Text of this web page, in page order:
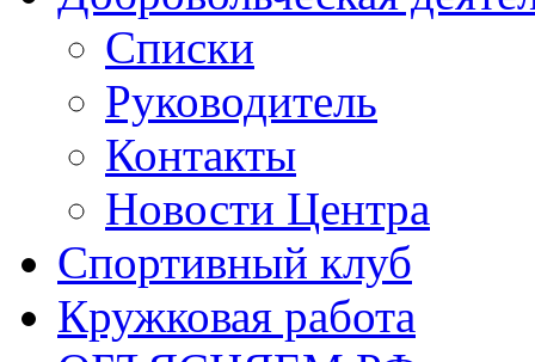
Списки
Руководитель
Контакты
Новости Центра
Спортивный клуб
Кружковая работа